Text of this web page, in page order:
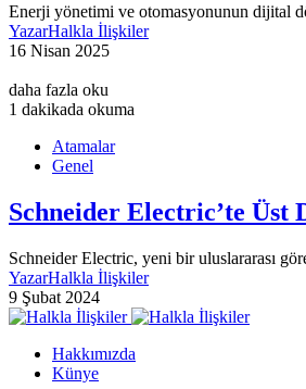
Enerji yönetimi ve otomasyonunun dijital
YazarHalkla İlişkiler
16 Nisan 2025
daha fazla oku
1 dakikada okuma
Atamalar
Genel
Schneider Electric’te Üst
Schneider Electric, yeni bir uluslararası
YazarHalkla İlişkiler
9 Şubat 2024
Hakkımızda
Künye